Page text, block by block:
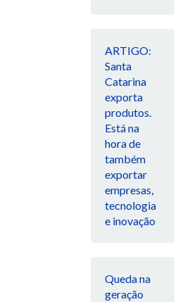
ARTIGO:
Santa
Catarina
exporta
produtos.
Está na
hora de
também
exportar
empresas,
tecnologia
e inovação
Queda na
geração